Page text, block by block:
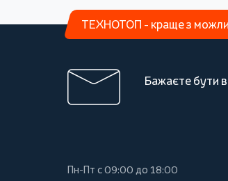
ТЕХНОТОП - краще з
Бажаєте бути в
Пн-Пт с 09:00 до 18:00